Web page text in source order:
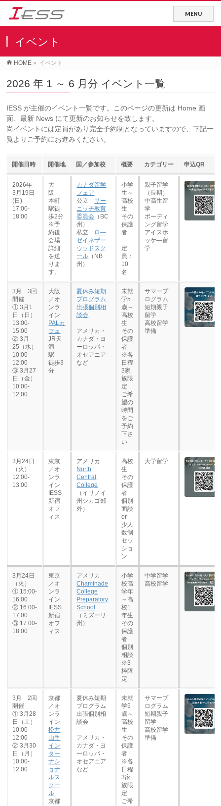
イベント
HOME » イベント
2026 年 1 ～ 6 月分 イベント一覧
IESS が主催のイベント一覧です。このページの更新は Home 画
面、最新 News にて更新のお知らせを致します。
尚イベントには定員があり完全予約制 となっていますので、下記一
覧よりご予約にお進みください。
開催日時 開催地 国／参加校 概要 カテゴリー 申込QR
申込QR
2026年
3月19日
(日)
17:00-
18:00
大
阪
本町
駅徒
歩2分
※予
約後
会場
詳細
を送
りま
す。
カナダ留学
フェア
公立サー
ニッチ教育
委員会 （BC
州）
私立
ロ―
ゼイネザー
ウッドスク
ール （NB
州）
小学
生～
高校
生
その
保護
者
定
員：
10
名
親子留学
（長期）
中高生留
学
ボーディ
ング留学
アイスホ
ッケ―留
学
3月 3回
開催
① 3月1
日（日）
13:00-
15:00
② 3月
25（水）
10:00-
12:00
③ 3月27
日（金）
10:00-
12:00
大阪
／オ
ンラ
イン
PALカ
フェ
JR天
満
駅
徒歩3
分
夏休み短期
プログラム
出張個別相
談会
アメリカ・
カナダ・ヨ
ーロッパ・
オセアニア
など
未就
学5
歳～
高校
生
その
保護
者
※各
日程
3家
族限
定
ご希
望の
時間
をご
予約
下さ
い
サマープ
ログラム
短期親子
留学
高校留学
準備
3月24日
（火）
12:00-
13:00
東京
／オ
ンラ
イン
IESS
新宿
オフ
ィス
アメリカ
North
Central
College
（イリノイ
州シカゴ郊
外）
高校
生
その
保護
者
個別
面談
or
少人
数制
セッ
ショ
ン
大学留学
3月24日
（火）
① 15:00-
16:00
② 16:00-
17:00
③ 17:00-
18:00
東京
／オ
ンラ
イン
IESS
新宿
オフ
ィス
アメリカ
Chaminade
College
Preparatory
School
（ミズーリ
州）
小学
校高
学年
～高
校1
年生
その
保護
者
個別
相談
※3
枠限
定
中学留学
高校留学
3月 2回
開催
① 3月28
日（土）
10:00-
12:00
② 3月30
日（月）
10:00-
12:00
京都
／オ
ンラ
イン
松井
山手
イン
ター
ナシ
ョナ
ルス
クー
ル
京都
夏休み短期
プログラム
出張個別相
談会
アメリカ・
カナダ・ヨ
ーロッパ・
オセアニア
など
未就
学5
歳～
高校
生
その
保護
者
※各
日程
3家
族限
定
ご希
サマープ
ログラム
短期親子
留学
高校留学
準備